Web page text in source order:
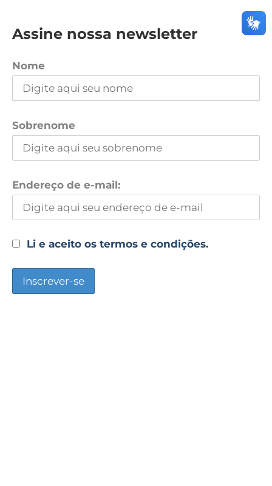
Assine nossa newsletter
Nome
Sobrenome
Endereço de e-mail:
Li e aceito os termos e condições.